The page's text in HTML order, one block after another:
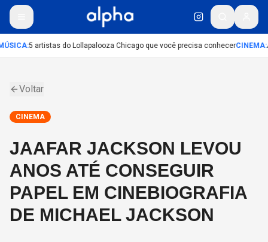
:5 artistas do Lollapalooza Chicago que você precisa conhecerCINEMA:
Voltar
CINEMA
JAAFAR JACKSON LEVOU
ANOS ATÉ CONSEGUIR
PAPEL EM CINEBIOGRAFIA
DE MICHAEL JACKSON